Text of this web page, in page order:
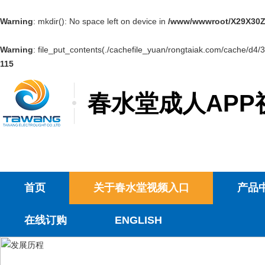
Warning: mkdir(): No space left on device in /www/wwwroot/
Warning: file_put_contents(./cachefile_yuan/rongtaiak.com/cache/
115
春水堂成人APP
首页 关于春水堂视频入口 产品
在线订购 ENGLISH